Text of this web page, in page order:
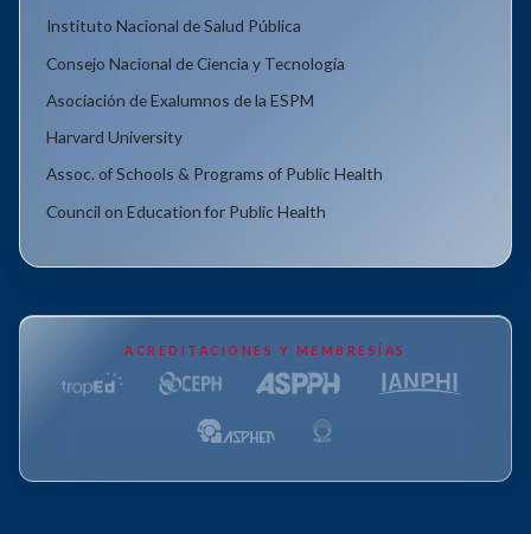
Instituto Nacional de Salud Pública
Consejo Nacional de Ciencia y Tecnología
Asociación de Exalumnos de la ESPM
Harvard University
Assoc. of Schools & Programs of Public Health
Council on Education for Public Health
ACREDITACIONES Y MEMBRESÍAS